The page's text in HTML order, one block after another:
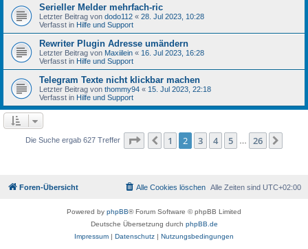
Serieller Melder mehrfach-ric
Letzter Beitrag von dodo112 « 28. Jul 2023, 10:28
Verfasst in Hilfe und Support
Rewriter Plugin Adresse umändern
Letzter Beitrag von Maxiilein « 16. Jul 2023, 16:28
Verfasst in Hilfe und Support
Telegram Texte nicht klickbar machen
Letzter Beitrag von thommy94 « 15. Jul 2023, 22:18
Verfasst in Hilfe und Support
Die Suche ergab 627 Treffer Seite von
Vorherige
1 2 3 4 5 26
Foren-Übersicht Alle Zeiten sind UTC+02:00
Alle Cookies löschen
Powered by phpBB® Forum Software © phpBB Limited
Deutsche Übersetzung durch phpBB.de
Impressum | Datenschutz | Nutzungsbedingungen